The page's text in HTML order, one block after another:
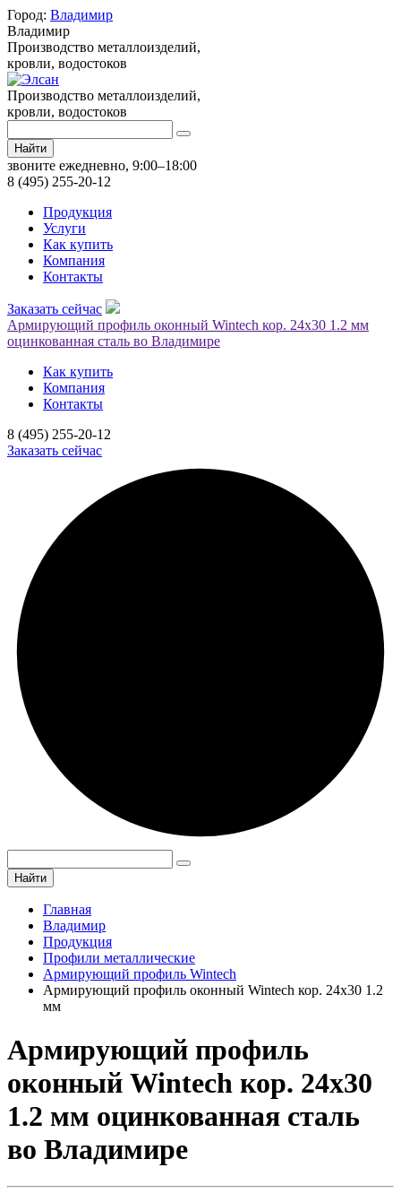
Город: Владимир
Владимир
Производство металлоизделий,
кровли, водостоков
Производство металлоизделий,
кровли, водостоков
Найти
звоните ежедневно, 9:00–18:00
8 (495) 255-20-12
Продукция
Услуги
Как купить
Компания
Контакты
Заказать сейчас
Армирующий профиль оконный Wintech кор. 24х30 1.2 мм
оцинкованная сталь во Владимире
Как купить
Компания
Контакты
8 (495) 255-20-12
Заказать сейчас
Найти
Главная
Владимир
Продукция
Профили металлические
Армирующий профиль Wintech
Армирующий профиль оконный Wintech кор. 24х30 1.2
мм
Армирующий профиль
оконный Wintech кор. 24х30
1.2 мм оцинкованная сталь
во Владимире